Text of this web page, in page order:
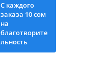
С каждого
заказа 10 сом
на
благотворите
льность